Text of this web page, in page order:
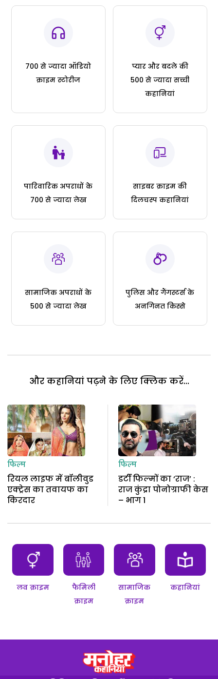
700 से ज्यादा ऑडियो
क्राइम स्टोरीज
प्यार और बदले की
500 से ज्यादा सच्ची
कहानियां
पारिवारिक अपराधों के
700 से ज्यादा लेख
साइबर क्राइम की
दिलचस्प कहानियां
सामाजिक अपराधों के
500 से ज्यादा लेख
पुलिस और गैंगस्टर्स के
अनगिनत किस्से
और कहानियां पढ़ने के लिए क्लिक करें...
फिल्म
रियल लाइफ में बॉलीवुड
एक्ट्रेस का तवायफ का
किरदार
फिल्म
डर्टी फिल्मों का ‘राज’ :
राज कुंद्रा पोनोग्राफी केस
– भाग 1
लव क्राइम
फैमिली
क्राइम
सामाजिक
क्राइम
कहानियां